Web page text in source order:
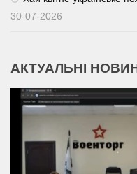
30-07-2026
АКТУАЛЬНІ